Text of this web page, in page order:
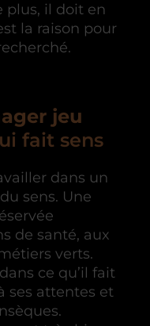
plus, il doit en
la raison pour
jeu
fait sens
dans un
sens. Une
de santé, aux
verts.
ce qu’il fait
ses attentes et